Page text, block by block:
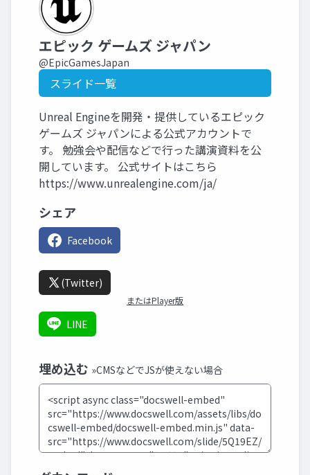
エピック ゲームズ ジャパン
@EpicGamesJapan
スライド一覧
Unreal Engineを開発・提供しているエピック
ゲームズ ジャパンによる公式アカウントで
す。 勉強会や配信などで行った講演資料を公
開しています。 公式サイトはこちら
https://www.unrealengine.com/ja/
シェア
Facebook
(Twitter)
またはPlayer版
LINE
埋め込む »CMSなどでJSが使えない場合